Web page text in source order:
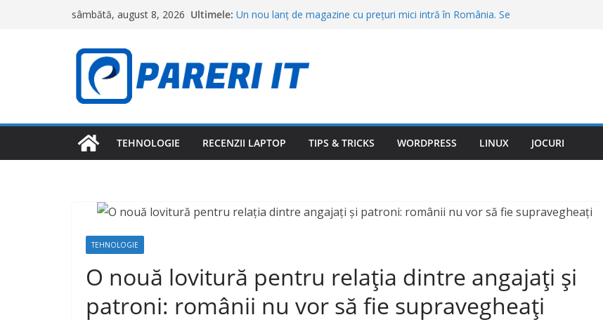
sâmbătă, august 8, 2026 Ultimele: Un nou lanț de magazine cu prețuri mici intră în România. Se
Topul orașelor în care merită să te muți în 2026. Unde găsești
cea mai bună calitate a vieții
Meta primește o lovitură de 567 de milioane de dolari.
Facebook și Instagram vor fi obligate să pună frână
TEHNOLOGIE RECENZII LAPTOP TIPS & TRICKS WORDPRESS LINUX JOCURI
TEHNOLOGIE
O nouă lovitură pentru relația dintre angajați și
patroni: românii nu vor să fie supravegheați